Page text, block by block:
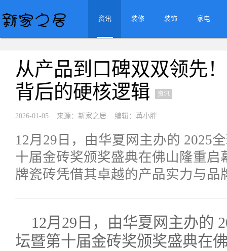
资讯 装修 装饰 家电
从产品到口碑双双领先
背后的硬核逻辑
资讯
2026-01-05 来源：新家之居 编辑：苒小胖
12月29日，由华夏网主办的 2025
十届金砖奖颁奖盛典在佛山隆重
牌瓷砖凭借其卓越的产品实力与品
12月29日，由华夏网主办的
坛暨第十届金砖奖颁奖盛典在